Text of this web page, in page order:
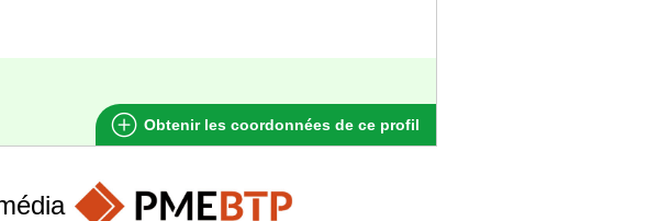
Obtenir les coordonnées de ce profil